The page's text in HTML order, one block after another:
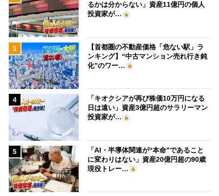
るかは分からない」資産11億円の個人
投資家が…
3
【首都圏の不動産価格「危ない駅」ラ
ンキング】“中古マンション売れ行き鈍
化”のワー…
4
「キオクシアが再び株価10万円になる
日は遠い」資産3億円超のサラリーマン
投資家が…
5
「AI・半導体関連が“本命”であること
に変わりはない」資産20億円超の90歳
現役トレー…